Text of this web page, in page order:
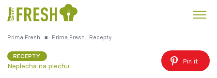
Česká kuchyně
Prima Fresh ■ Prima Fresh Recepty
RECEPTY
Neplecha na plechu
Pin it